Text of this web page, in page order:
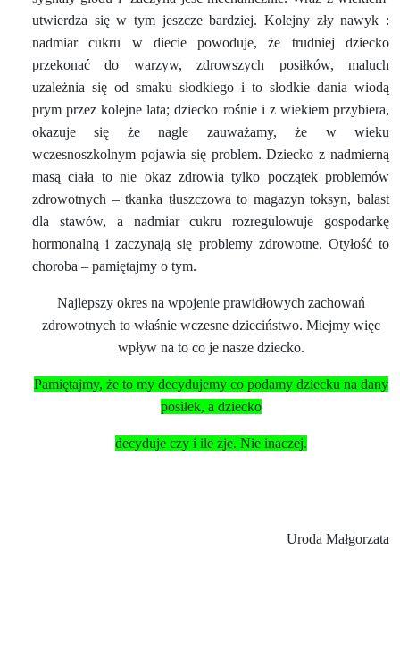
utwierdza się w tym jeszcze bardziej. Kolejny zły nawyk :
nadmiar cukru w diecie powoduje, że trudniej dziecko
przekonać do warzyw, zdrowszych posiłków, maluch
uzależnia się od smaku słodkiego i to słodkie dania wiodą
prym przez kolejne lata; dziecko rośnie i z wiekiem przybiera,
okazuje się że nagle zauważamy, że w wieku
wczesnoszkolnym pojawia się problem. Dziecko z nadmierną
masą ciała to nie okaz zdrowia tylko początek problemów
zdrowotnych – tkanka tłuszczowa to magazyn toksyn, balast
dla stawów, a nadmiar cukru rozregulowuje gospodarkę
hormonalną i zaczynają się problemy zdrowotne. Otyłość to
choroba – pamiętajmy o tym.
Najlepszy okres na wpojenie prawidłowych zachowań
zdrowotnych to właśnie wczesne dzieciństwo. Miejmy więc
wpływ na to co je nasze dziecko.
Pamiętajmy, że to my decydujemy co podamy dziecku na dany
posiłek, a dziecko
decyduje czy i ile zje. Nie inaczej.
Uroda Małgorzata